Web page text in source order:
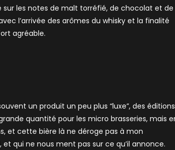
sur les notes de malt torréfié, de chocolat et de
l’arrivée des arômes du whisky et la finalité
agréable.
un produit un peu plus “luxe”, des éditions
quantité pour les micro brasseries, mais
et cette bière là ne déroge pas à mon
qui ne nous ment pas sur ce qu’il annonce.